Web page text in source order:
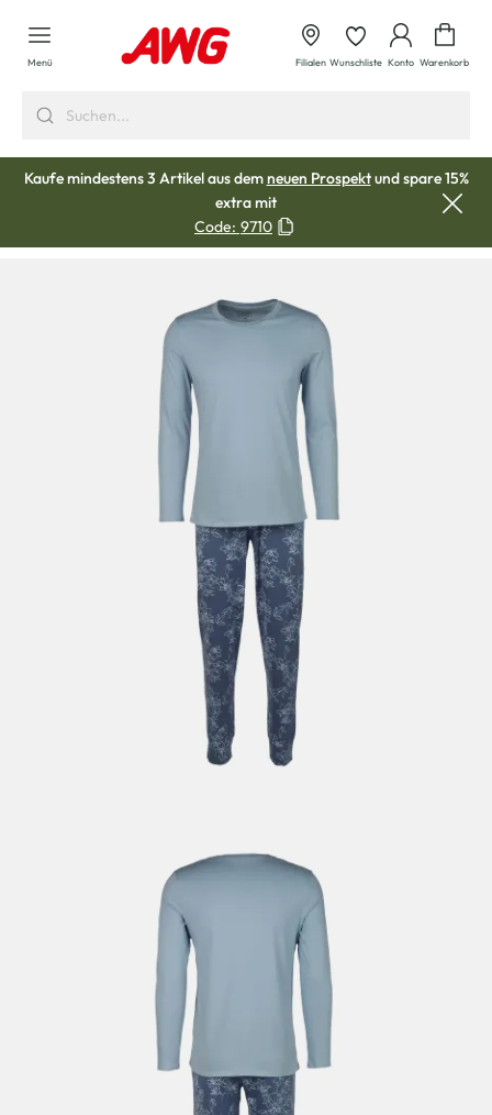
springen
Menü Filialen Wunschliste Konto Warenkorb
Kaufe mindestens 3 Artikel aus demneuen Prospektund spare 15%
extra mit
Code: 9710